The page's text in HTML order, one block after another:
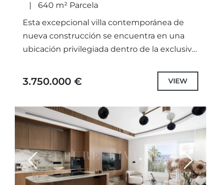
640 m² Parcela
Esta excepcional villa contemporánea de
nueva construcción se encuentra en una
ubicación privilegiada dentro de la exclusiva
acceso a pie a la playa, restaurantes locales...
3.750.000 € VIEW
Previous Next